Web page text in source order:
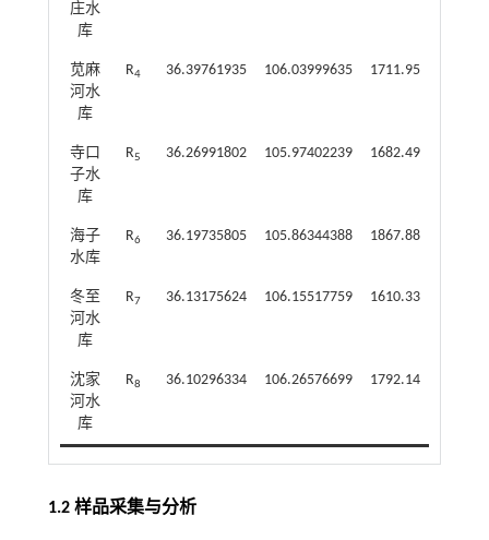
庄水
库
苋麻
河水
库
R4 36.39761935 106.03999635 1711.95
寺口
子水
库
R5 36.26991802 105.97402239 1682.49
海子
水库
R6 36.19735805 105.86344388 1867.88
冬至
河水
库
R7 36.13175624 106.15517759 1610.33
沈家
河水
库
R8 36.10296334 106.26576699 1792.14
1.2 样品采集与分析